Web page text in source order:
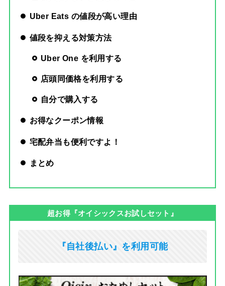
Uber Eats の値段が高い理由
値段を抑える対策方法
Uber One を利用する
店頭同価格を利用する
自分で購入する
お得なクーポン情報
宅配弁当も便利ですよ！
まとめ
超お得『オイシックスお試しセット』
『自社後払い』を利用可能